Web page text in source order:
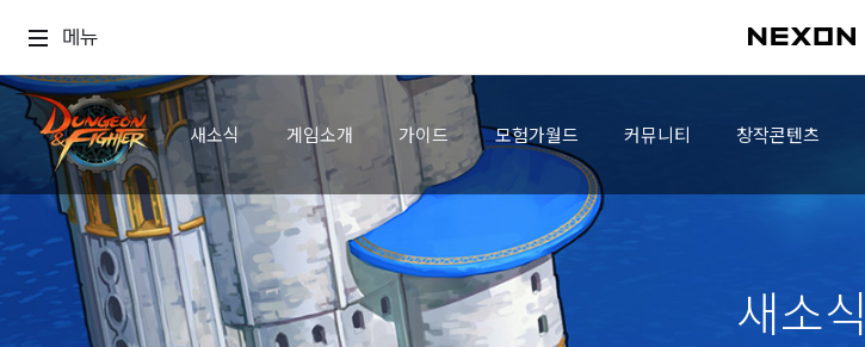
메뉴
새소식 게임소개 가이드 모험가월드 커뮤니티 창작콘텐츠
새소식